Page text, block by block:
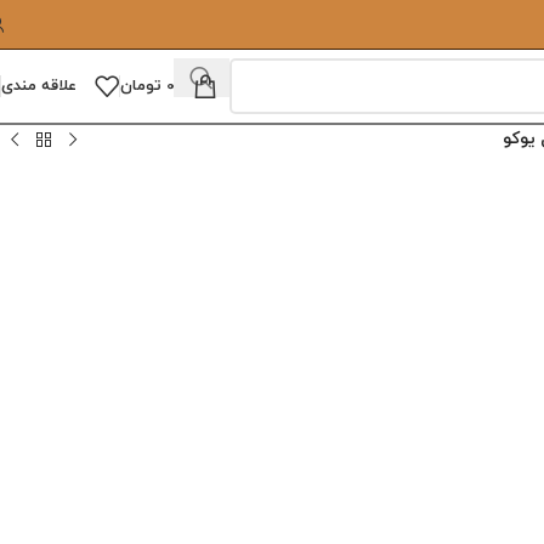
0 تومان علاقه مندی